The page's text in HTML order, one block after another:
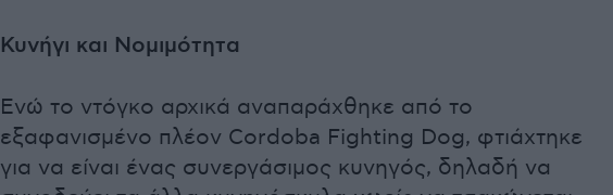
Κυνήγι και Νομιμότητα
Ενώ το ντόγκο αρχικά αναπαράχθηκε από το
εξαφανισμένο πλέον Cordoba Fighting Dog, φτιάχτηκε
για να είναι ένας συνεργάσιμος κυνηγός, δηλαδή να